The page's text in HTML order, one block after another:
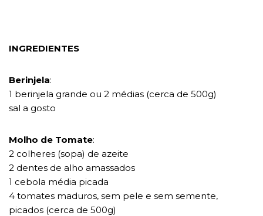
INGREDIENTES
Berinjela:
1 berinjela grande ou 2 médias (cerca de 500g)
sal a gosto
Molho de Tomate:
2 colheres (sopa) de azeite
2 dentes de alho amassados
1 cebola média picada
4 tomates maduros, sem pele e sem semente,
picados (cerca de 500g)